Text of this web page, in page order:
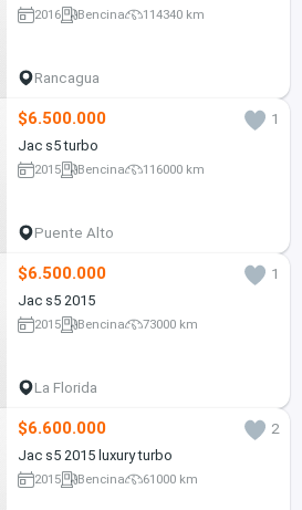
2016 Bencina 114340 km
Rancagua
$6.500.000
1
Jac s5 turbo
2015 Bencina 116000 km
Puente Alto
$6.500.000
1
Jac s5 2015
2015 Bencina 73000 km
La Florida
$6.600.000
2
Jac s5 2015 luxury turbo
2015 Bencina 61000 km